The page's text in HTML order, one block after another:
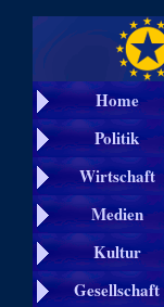
Home
Politik
Wirtschaft
Medien
Kultur
Gesellschaft